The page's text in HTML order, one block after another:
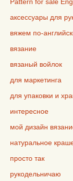
аксессуары для
вяжем по-
вязание
вязаный войлок
для маркетинга
для упаковки и
интересное
мой дизайн
натуральное
просто так
рукодельничаю